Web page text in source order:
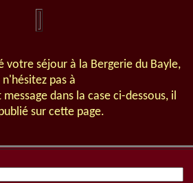
votre séjour à la Bergerie du Bayle,
n'hésitez pas à
dans la case ci-dessous, il
sur cette page.